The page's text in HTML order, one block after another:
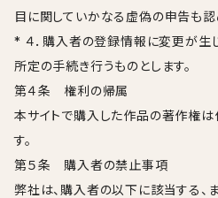
目に関していかなる虚偽の申告も認
* ４．購入者の登録情報に変更が生
所定の手続き行うものとします。
第４条 権利の帰属
本サイトで購入した作品の著作権
す。
第５条 購入者の禁止事項
弊社は、購入者の以下に該当する、